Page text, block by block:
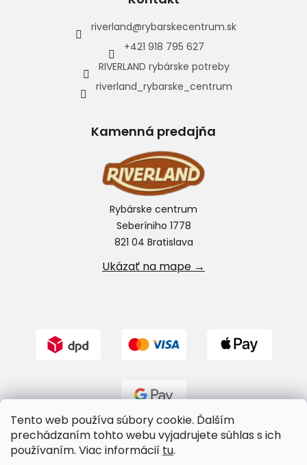
Tento web používa súbory cookie. Ďalším
prechádzaním tohto webu vyjadrujete súhlas s ich
používaním. Viac informácií tu.
riverland@rybarskecentrum.sk
+421 918 795 627
RIVERLAND rybárske potreby
riverland_rybarske_centrum
Kamenná predajňa
Rybárske centrum
Seberíniho 1778
821 04 Bratislava
Ukázať na mape →